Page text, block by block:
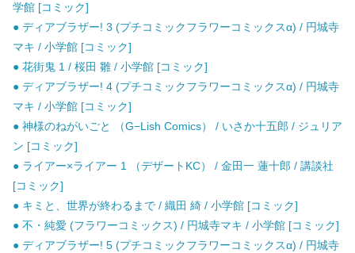
学館 [コミック]
● ディアブラザー! 3 (プチコミックフラワーコミックスα) / 円城寺
マキ / 小学館 [コミック]
● 花街鬼 1 / 桜田 雛 / 小学館 [コミック]
● ディアブラザー! 4 (プチコミックフラワーコミックスα) / 円城寺
マキ / 小学館 [コミック]
● 神様のねがいごと （G−Lish Comics） / いさか十五郎 / ジュリア
ン [コミック]
● ライアー×ライアー 1 （デザートKC） / 金田一 蓮十郎 / 講談社
[コミック]
● キミと、世界が終わるまで / 織田 綺 / 小学館 [コミック]
● 不・純愛 (フラワーコミックス) / 円城寺マキ / 小学館 [コミック]
● ディアブラザー! 5 (プチコミックフラワーコミックスα) / 円城寺